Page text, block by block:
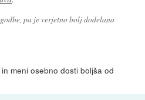
pa je verjetno bolj dodelana
meni osebno dosti boljša od